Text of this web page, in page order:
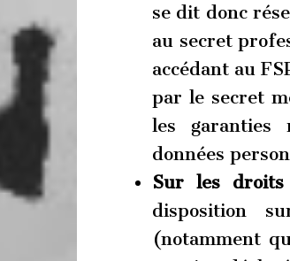
se dit donc
au secret
accédant au
par le secret
les garanties
données
Sur les droits
disposition
(notamment